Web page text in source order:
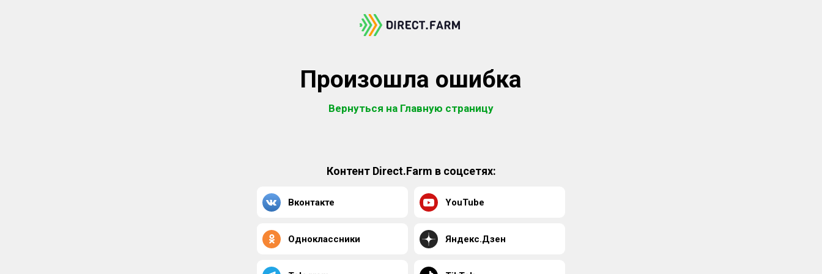
Произошла ошибка
Вернуться на Главную страницу
Контент Direct.Farm в соцсетях:
Вконтакте YouTube
Одноклассники Яндекс.Дзен